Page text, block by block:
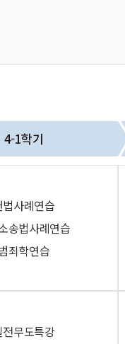
4-1학기
법사례연습
송법사례연습
죄학연습
전무도특강